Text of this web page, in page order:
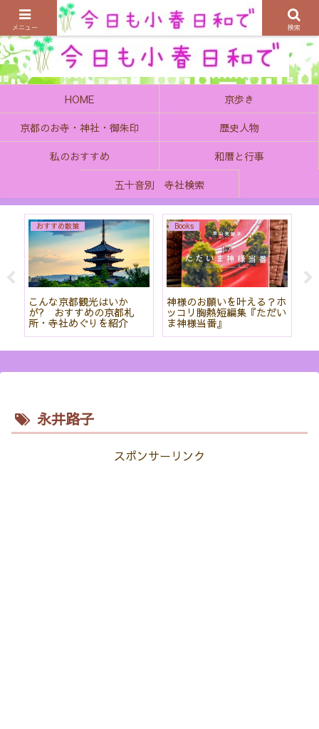
京都の町で歴史を楽しむ、そんなゆったり気分を感じてみませんか
HOME
京歩き
京都のお寺・神社・御朱印
歴史人物
私のおすすめ
和暦と行事
五十音別 寺社検索
おすすめ散策
こんな京都観光はいか
が? おすすめの京都札
所・寺社めぐりを紹介
Books
神様のお願いを叶える？ホ
ッコリ胸熱短編集『ただい
ま神様当番』
永井路子
スポンサーリンク
メニュー 検索